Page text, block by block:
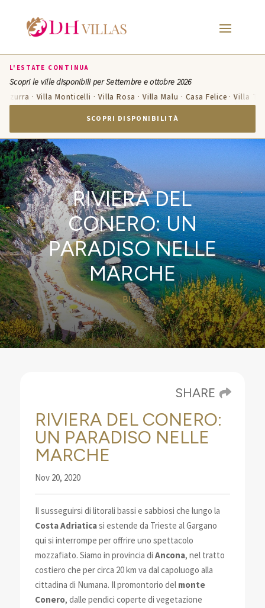
L'ESTATE CONTINUA
Scopri le ville disponibili per Settembre e ottobre 2026
· Villa Monticelli · Villa Rosa · Villa Malu · Casa Felice · Villa
SCOPRI DISPONIBILITÀ
RIVIERA DEL
CONERO: UN
PARADISO NELLE
MARCHE
Blog
SHARE
RIVIERA DEL CONERO:
UN PARADISO NELLE
MARCHE
Nov 20, 2020
Il susseguirsi di litorali bassi e sabbiosi che lungo la
Costa Adriaticasi estende da Trieste al Gargano
qui si interrompe per offrire uno spettacolo
mozzafiato. Siamo in provincia di Ancona, nel tratto
costiero che per circa 20 km va dal capoluogo alla
cittadina di Numana. Il promontorio del monte
Conero, dalle pendici coperte di vegetazione